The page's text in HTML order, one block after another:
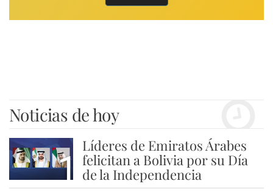
Noticias de hoy
1
Líderes de Emiratos Árabes
felicitan a Bolivia por su Día
de la Independencia